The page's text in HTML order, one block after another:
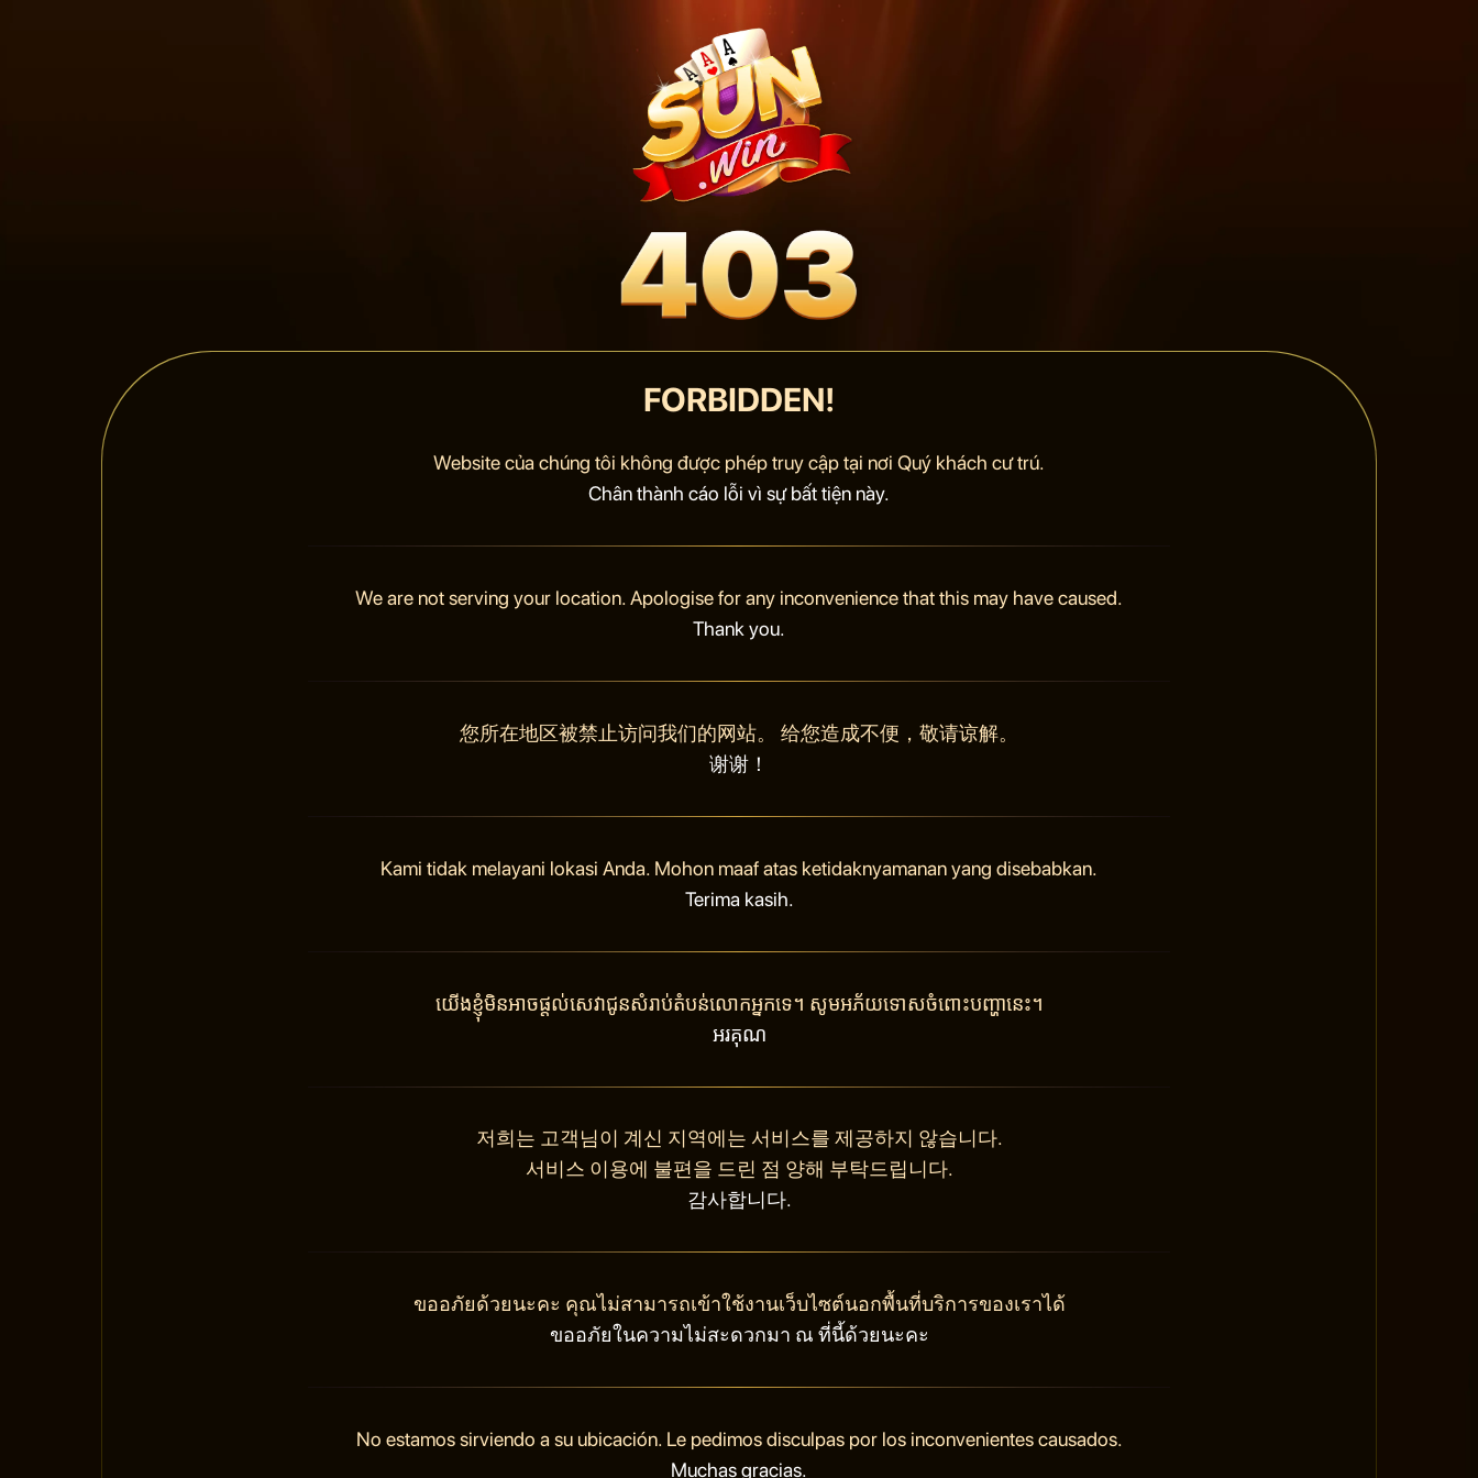
FORBIDDEN!
Website của chúng tôi không được phép truy cập tại nơi Quý khách cư trú.
Chân thành cáo lỗi vì sự bất tiện này.
We are not serving your location. Apologise for any inconvenience that this may have caused.
Thank you.
您所在地区被禁止访问我们的网站。 给您造成不便，敬请谅解。
谢谢！
Kami tidak melayani lokasi Anda. Mohon maaf atas ketidaknyamanan yang disebabkan.
Terima kasih.
យើងខ្ញុំមិនអាចផ្តល់សេវាជូនសំរាប់តំបន់លោកអ្នកទេ។ សូមអភ័យទោសចំពោះបញ្ហានេះ។
អរគុណ
저희는 고객님이 계신 지역에는 서비스를 제공하지 않습니다.
서비스 이용에 불편을 드린 점 양해 부탁드립니다.
감사합니다.
ขออภัยด้วยนะคะ คุณไม่สามารถเข้าใช้งานเว็บไซต์นอกพื้นที่บริการของเราได้
ขออภัยในความไม่สะดวกมา ณ ที่นี้ด้วยนะคะ
No estamos sirviendo a su ubicación. Le pedimos disculpas por los inconvenientes causados.
Muchas gracias.